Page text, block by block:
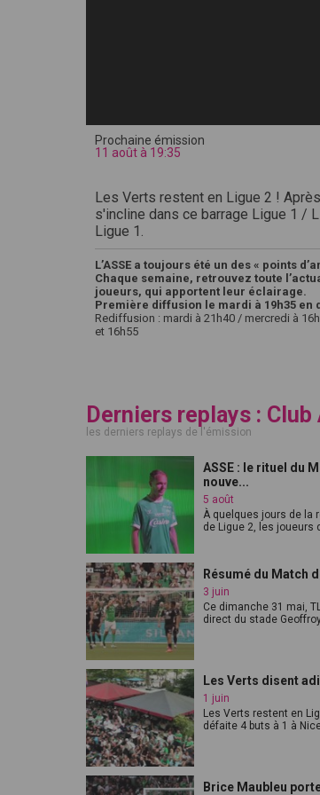
Prochaine émission
11 août à 19:35
Les Verts restent en Ligue 2 !
s'incline dans ce barrage Ligue 1 /
Ligue 1.
L’ASSE a toujours été un des « points
Chaque semaine, retrouvez toute
joueurs, qui apportent leur éclairage.
Première diffusion le mardi à 19h35 en
Rediffusion : mardi à 21h40 / mercredi à
et 16h55
Derniers replays : Club
les derniers replays de l'émission
ASSE : le rituel du
nouve...
5 août
À quelques jours de la
de Ligue 2, les joueurs
Résumé du Match
3 juin
Ce dimanche 31 mai,
direct du stade
Les Verts disent
1 juin
Les Verts restent en
défaite 4 buts à 1 à
Brice Maubleu